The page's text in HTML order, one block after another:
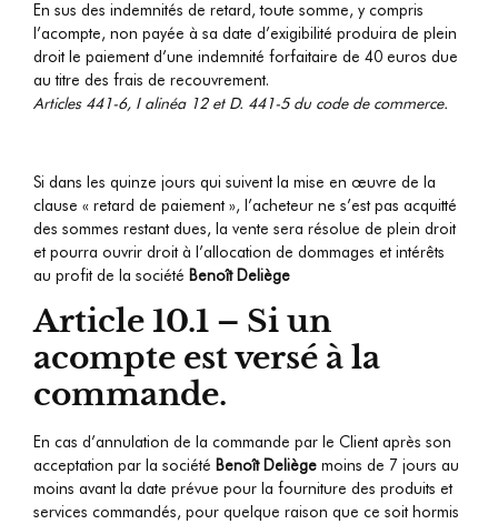
En sus des indemnités de retard, toute somme, y compris
l’acompte, non payée à sa date d’exigibilité produira de plein
droit le paiement d’une indemnité forfaitaire de 40 euros due
au titre des frais de recouvrement.
Articles 441-6, I alinéa 12 et D. 441-5 du code de commerce.
Si dans les quinze jours qui suivent la mise en œuvre de la
clause « retard de paiement », l’acheteur ne s’est pas acquitté
des sommes restant dues, la vente sera résolue de plein droit
et pourra ouvrir droit à l’allocation de dommages et intérêts
au profit de la société Benoît Deliège
Article 10.1 – Si un
acompte est versé à la
commande.
En cas d’annulation de la commande par le Client après son
acceptation par la société Benoît Deliège moins de 7 jours au
moins avant la date prévue pour la fourniture des produits et
services commandés, pour quelque raison que ce soit hormis